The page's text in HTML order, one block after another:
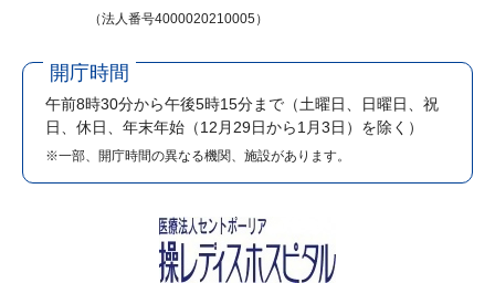
（法人番号4000020210005）
開庁時間
午前8時30分から午後5時15分まで （土曜日、日曜日、祝
日、休日、年末年始（12月29日から1月3日）を除く）
※一部、開庁時間の異なる機関、施設があります。